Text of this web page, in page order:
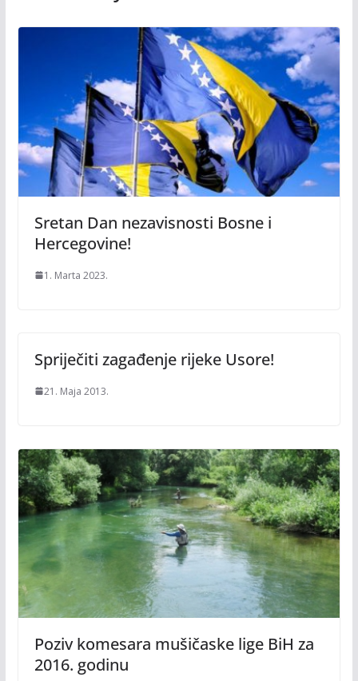
Sretan Dan nezavisnosti Bosne i
Hercegovine!
1. Marta 2023.
Spriječiti zagađenje rijeke Usore!
21. Maja 2013.
Poziv komesara mušičaske lige BiH za
2016. godinu